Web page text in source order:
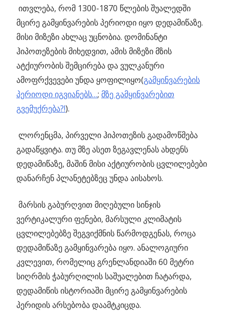
ითვლება, რომ 1300-1870 წლების შუალედში
მცირე გამყინვარების პერიოდი იყო დედამიწაზე.
მისი მიზეზი ახლაც უცნობია. დომინანტი
ჰიპოთეზების მიხედვით, ამის მიზეზი მზის
ატქიურობის შემცირება და ვულკანური
ამოფრქვევები უნდა ყოფილიყო(გამყინვარების
პერიოდი იგვიანებს…; მზე გამყინვარებით
გვემუქრება?!).
ლორენცმა, პირველი ჰიპოთეზის გადამოწმება
გადაწყვიტა. თუ მზე ასეთ ზეგავლენას ახდენს
დედამიწაზე, მაშინ მისი აქტიურობის ცვლილებები
დანარჩენ პლანეტებზეც უნდა აისახოს.
მარსის გაბურღვით მიღებული სინჯის
ვერტიკალური ფენები, მარსული კლიმატის
ცვლილებებზე შეგვიქმნის წარმოდგენას, როცა
დედამიწაზე გამყინვარება იყო. ანალოგიური
კვლევით, რომელიც გრენლანდიაში 60 მეტრი
სიღრმის ჭაბურღილის საშუალებით ჩატარდა,
დედამიწის ისტორიაში მცირე გამყინვარების
პერიდის არსებობა დაამტკიცდა.